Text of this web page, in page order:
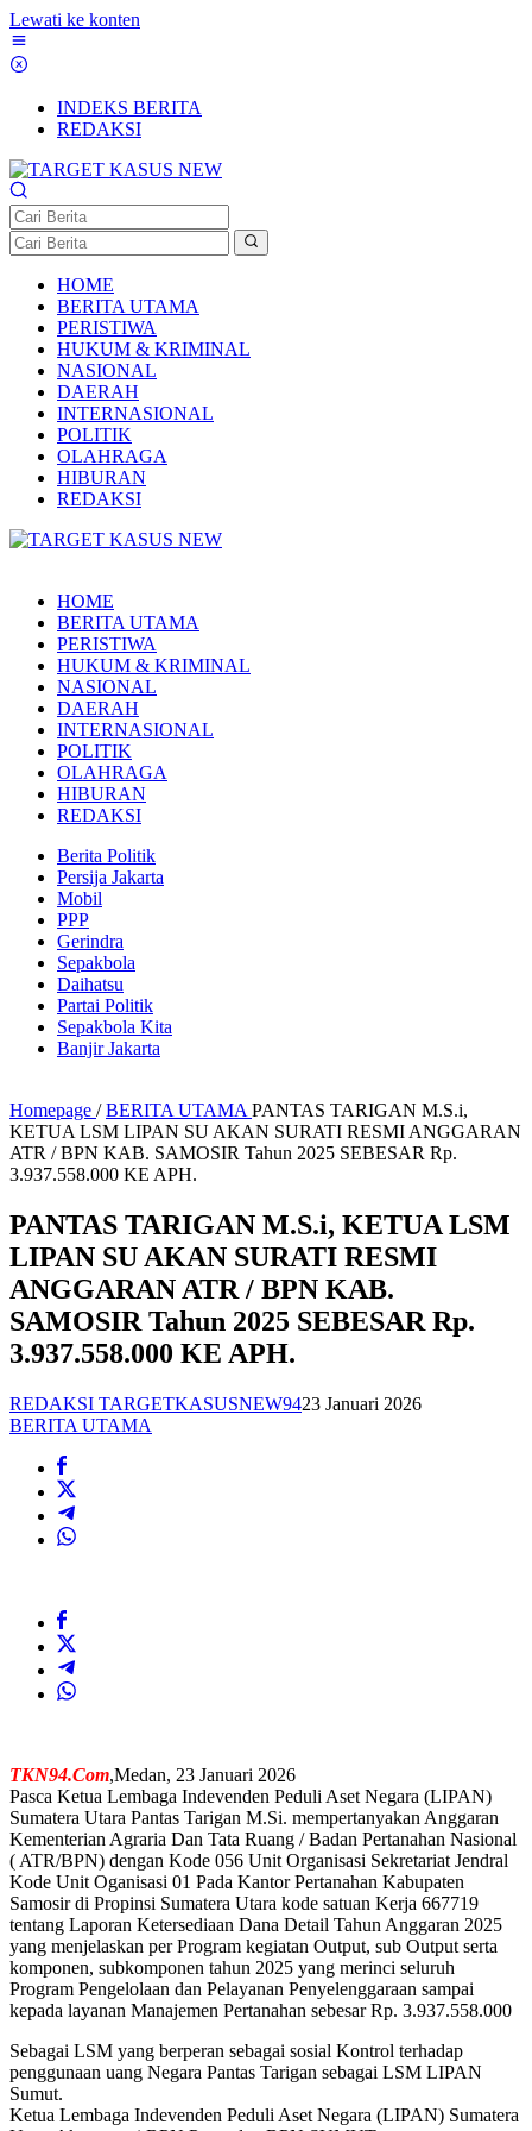
Lewati ke konten
INDEKS BERITA
REDAKSI
HOME
BERITA UTAMA
PERISTIWA
HUKUM & KRIMINAL
NASIONAL
DAERAH
INTERNASIONAL
POLITIK
OLAHRAGA
HIBURAN
REDAKSI
HOME
BERITA UTAMA
PERISTIWA
HUKUM & KRIMINAL
NASIONAL
DAERAH
INTERNASIONAL
POLITIK
OLAHRAGA
HIBURAN
REDAKSI
Berita Politik
Persija Jakarta
Mobil
PPP
Gerindra
Sepakbola
Daihatsu
Partai Politik
Sepakbola Kita
Banjir Jakarta
Homepage / BERITA UTAMA PANTAS TARIGAN M.S.i,
KETUA LSM LIPAN SU AKAN SURATI RESMI ANGGARAN
ATR / BPN KAB. SAMOSIR Tahun 2025 SEBESAR Rp.
3.937.558.000 KE APH.
PANTAS TARIGAN M.S.i, KETUA LSM
LIPAN SU AKAN SURATI RESMI
ANGGARAN ATR / BPN KAB.
SAMOSIR Tahun 2025 SEBESAR Rp.
3.937.558.000 KE APH.
REDAKSI TARGETKASUSNEW9423 Januari 2026
BERITA UTAMA
TKN94.Com,Medan, 23 Januari 2026
Pasca Ketua Lembaga Indevenden Peduli Aset Negara (LIPAN)
Sumatera Utara Pantas Tarigan M.Si. mempertanyakan Anggaran
Kementerian Agraria Dan Tata Ruang / Badan Pertanahan Nasional
( ATR/BPN) dengan Kode 056 Unit Organisasi Sekretariat Jendral
Kode Unit Oganisasi 01 Pada Kantor Pertanahan Kabupaten
Samosir di Propinsi Sumatera Utara kode satuan Kerja 667719
tentang Laporan Ketersediaan Dana Detail Tahun Anggaran 2025
yang menjelaskan per Program kegiatan Output, sub Output serta
komponen, subkomponen tahun 2025 yang merinci seluruh
Program Pengelolaan dan Pelayanan Penyelenggaraan sampai
kepada layanan Manajemen Pertanahan sebesar Rp. 3.937.558.000
Sebagai LSM yang berperan sebagai sosial Kontrol terhadap
penggunaan uang Negara Pantas Tarigan sebagai LSM LIPAN
Sumut.
Ketua Lembaga Indevenden Peduli Aset Negara (LIPAN) Sumatera